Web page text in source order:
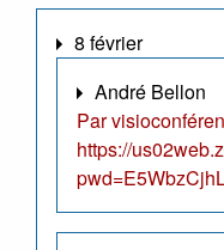
8 février
André Bellon
Par
https://